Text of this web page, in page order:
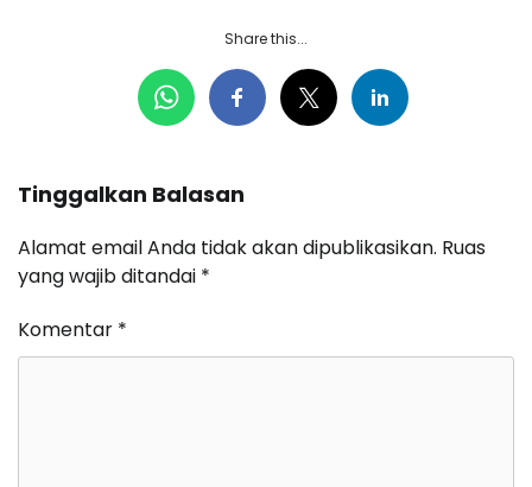
Share this...
Tinggalkan Balasan
Alamat email Anda tidak akan dipublikasikan. Ruas
yang wajib ditandai *
Komentar *